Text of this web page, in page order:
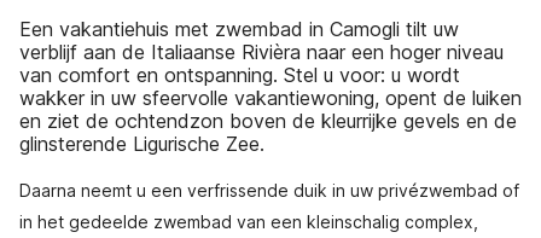
Een vakantiehuis met zwembad in Camogli tilt uw
verblijf aan de Italiaanse Rivièra naar een hoger niveau
van comfort en ontspanning. Stel u voor: u wordt
wakker in uw sfeervolle vakantiewoning, opent de luiken
en ziet de ochtendzon boven de kleurrijke gevels en de
glinsterende Ligurische Zee.
Daarna neemt u een verfrissende duik in uw privézwembad of
in het gedeelde zwembad van een kleinschalig complex,